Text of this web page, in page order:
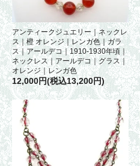
アンティークジュエリー｜ネックレ
ス｜橙 オレンジ｜レンガ色｜ガラ
ス｜アールデコ｜1910-1930年頃｜
ネックレス｜アールデコ｜グラス｜
オレンジ｜レンガ色
12,000円(税込13,200円)